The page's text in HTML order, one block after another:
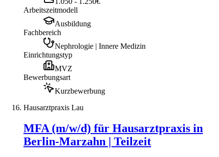
Arbeitszeitmodell
Ausbildung
Fachbereich
Nephrologie | Innere Medizin
Einrichtungstyp
MVZ
Bewerbungsart
Kurzbewerbung
Hausarztpraxis Lau
MFA (m/w/d) für Hausarztpraxis in
Berlin-Marzahn | Teilzeit